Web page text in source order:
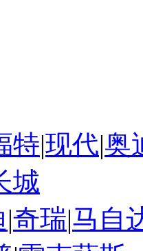
特|现代|奥
城
|奇瑞|马自